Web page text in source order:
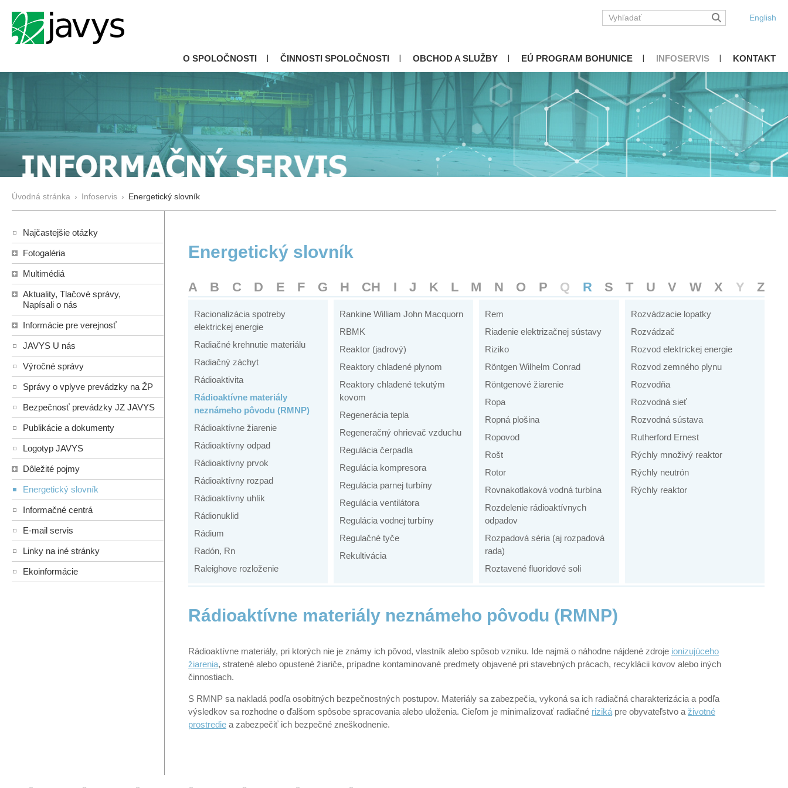
English
O SPOLOČNOSTI ČINNOSTI SPOLOČNOSTI OBCHOD A SLUŽBY EÚ PROGRAM BOHUNICE INFOSERVIS KONTAKT
Úvodná stránka › Infoservis › Energetický slovník
Najčastejšie otázky
Fotogaléria
Multimédiá
Aktuality, Tlačové správy,
Napísali o nás
Informácie pre verejnosť
JAVYS U nás
Výročné správy
Správy o vplyve prevádzky na ŽP
Bezpečnosť prevádzky JZ JAVYS
Publikácie a dokumenty
Logotyp JAVYS
Dôležité pojmy
Energetický slovník
Informačné centrá
E-mail servis
Linky na iné stránky
Ekoinformácie
Energetický slovník
A B C D E F G H CH I J K L M N O P Q R S T U V W X Y Z
Racionalizácia spotreby
elektrickej energie
Radiačné krehnutie materiálu
Radiačný záchyt
Rádioaktivita
Rádioaktívne materiály
neznámeho pôvodu (RMNP)
Rádioaktívne žiarenie
Rádioaktívny odpad
Rádioaktívny prvok
Rádioaktívny rozpad
Rádioaktívny uhlík
Rádionuklid
Rádium
Radón, Rn
Raleighove rozloženie
Rankine William John Macquorn
RBMK
Reaktor (jadrový)
Reaktory chladené plynom
Reaktory chladené tekutým
kovom
Regenerácia tepla
Regeneračný ohrievač vzduchu
Regulácia čerpadla
Regulácia kompresora
Regulácia parnej turbíny
Regulácia ventilátora
Regulácia vodnej turbíny
Regulačné tyče
Rekultivácia
Rem
Riadenie elektrizačnej sústavy
Riziko
Röntgen Wilhelm Conrad
Röntgenové žiarenie
Ropa
Ropná plošina
Ropovod
Rošt
Rotor
Rovnakotlaková vodná turbína
Rozdelenie rádioaktívnych
odpadov
Rozpadová séria (aj rozpadová
rada)
Roztavené fluoridové soli
Rozvádzacie lopatky
Rozvádzač
Rozvod elektrickej energie
Rozvod zemného plynu
Rozvodňa
Rozvodná sieť
Rozvodná sústava
Rutherford Ernest
Rýchly množivý reaktor
Rýchly neutrón
Rýchly reaktor
Rádioaktívne materiály neznámeho pôvodu (RMNP)
Rádioaktívne materiály, pri ktorých nie je známy ich pôvod, vlastník alebo spôsob vzniku. Ide najmä o náhodne nájdené zdroje ionizujúceho
žiarenia, stratené alebo opustené žiariče, prípadne kontaminované predmety objavené pri stavebných prácach, recyklácii kovov alebo iných
činnostiach.
S RMNP sa nakladá podľa osobitných bezpečnostných postupov. Materiály sa zabezpečia, vykoná sa ich radiačná charakterizácia a podľa
výsledkov sa rozhodne o ďalšom spôsobe spracovania alebo uloženia. Cieľom je minimalizovať radiačné riziká pre obyvateľstvo a životné
prostredie a zabezpečiť ich bezpečné zneškodnenie.